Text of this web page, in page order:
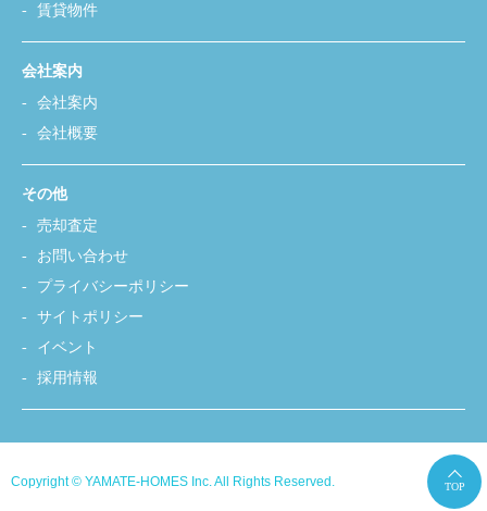
賃貸物件
会社案内
会社案内
会社概要
その他
売却査定
お問い合わせ
プライバシーポリシー
サイトポリシー
イベント
採用情報
Copyright © YAMATE-HOMES Inc. All Rights Reserved. TOP